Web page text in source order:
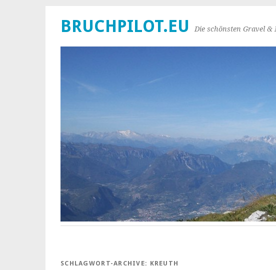
BRUCHPILOT.EU Die schönsten Gravel &
SCHLAGWORT-ARCHIVE: KREUTH